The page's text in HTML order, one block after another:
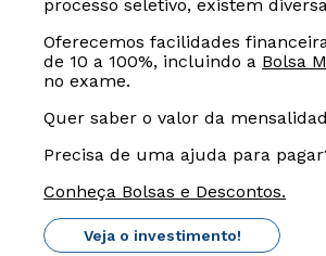
processo seletivo, existem
Oferecemos facilidades
de 10 a 100%, incluindo a Bolsa
no exame.
Quer saber o valor da
Precisa de uma ajuda para
Conheça Bolsas e Descontos.
Veja o investimento!